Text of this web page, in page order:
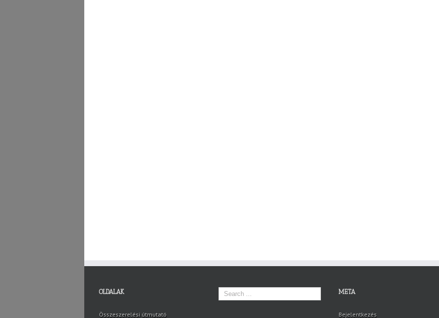
OLDALAK
Összeszerelési útmutató
META
Bejelentkezés